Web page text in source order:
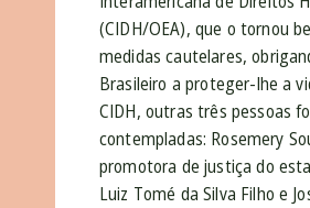
(CIDH/OEA), que o tornou
medidas cautelares,
Brasileiro a proteger-lhe a
CIDH, outras três pessoas
contempladas: Rosemery
promotora de justiça do
Luiz Tomé da Silva Filho e